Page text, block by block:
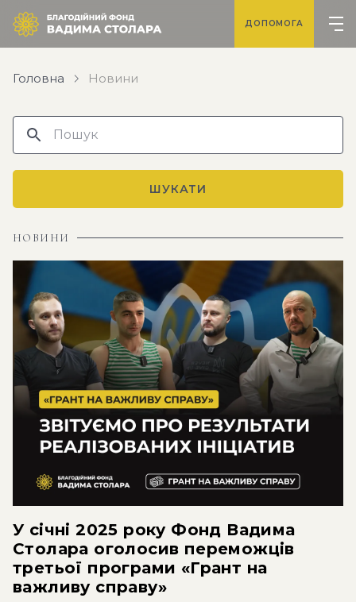
ДОПОМОГА
Головна Новини
ШУКАТИ
НОВИНИ
У січні 2025 року Фонд Вадима
Столара оголосив переможців
третьої програми «Грант на
важливу справу»